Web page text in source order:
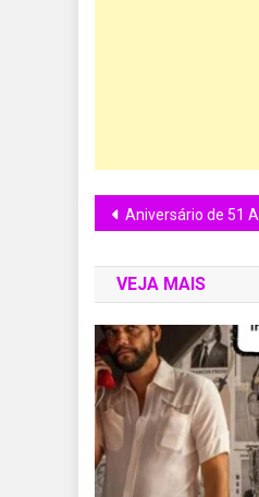
Aniversário de 51 Anos de Leonardo
VEJA MAIS